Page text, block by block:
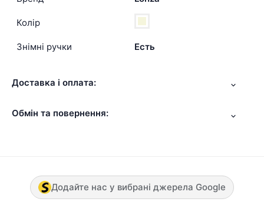
Колір
Знімні ручки Есть
Доставка і оплата:
Обмін та повернення:
Додайте нас у вибрані джерела Google